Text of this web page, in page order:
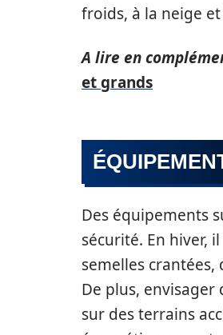
froids, à la neige
A lire en
et grands
Des équipements
sécurité. En hiver,
semelles
De plus,
sur des terrains